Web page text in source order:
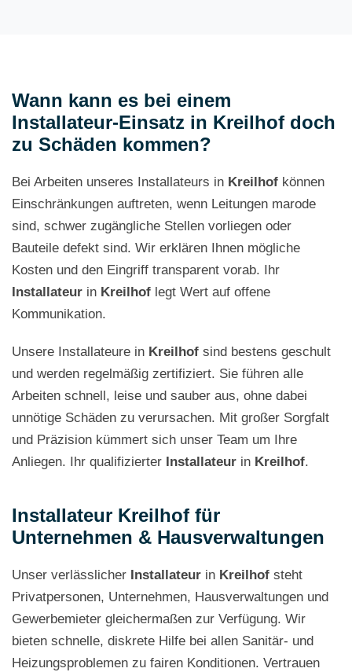
Wann kann es bei einem
Installateur-Einsatz in Kreilhof doch
zu Schäden kommen?
Bei Arbeiten unseres Installateurs in Kreilhof können
Einschränkungen auftreten, wenn Leitungen marode
sind, schwer zugängliche Stellen vorliegen oder
Bauteile defekt sind. Wir erklären Ihnen mögliche
Kosten und den Eingriff transparent vorab. Ihr
Installateur in Kreilhof legt Wert auf offene
Kommunikation.
Unsere Installateure in Kreilhof sind bestens geschult
und werden regelmäßig zertifiziert. Sie führen alle
Arbeiten schnell, leise und sauber aus, ohne dabei
unnötige Schäden zu verursachen. Mit großer Sorgfalt
und Präzision kümmert sich unser Team um Ihre
Anliegen. Ihr qualifizierter Installateur in Kreilhof.
Installateur Kreilhof für
Unternehmen & Hausverwaltungen
Unser verlässlicher Installateur in Kreilhof steht
Privatpersonen, Unternehmen, Hausverwaltungen und
Gewerbemieter gleichermaßen zur Verfügung. Wir
bieten schnelle, diskrete Hilfe bei allen Sanitär- und
Heizungsproblemen zu fairen Konditionen. Vertrauen